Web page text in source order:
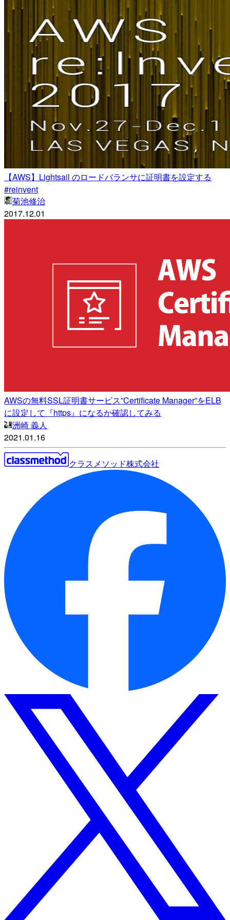
【AWS】Lightsail のロードバランサに証明書を設定する
#reinvent
菊池修治
2017.12.01
AWSの無料SSL証明書サービス”Certificate Manager”をELB
に設定して『https』になるか確認してみる
洲崎 義人
2021.01.16
クラスメソッド株式会社